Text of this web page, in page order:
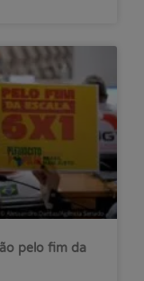
pelo fim da